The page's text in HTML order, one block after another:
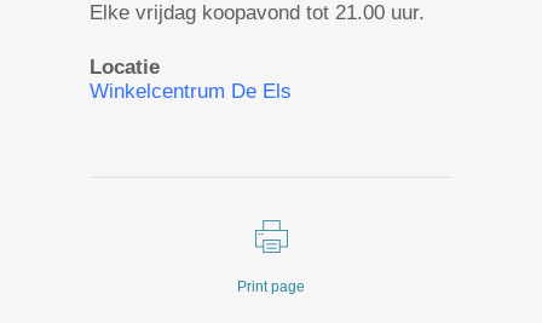
Elke vrijdag koopavond tot 21.00 uur.
Locatie
Winkelcentrum De Els
Print page